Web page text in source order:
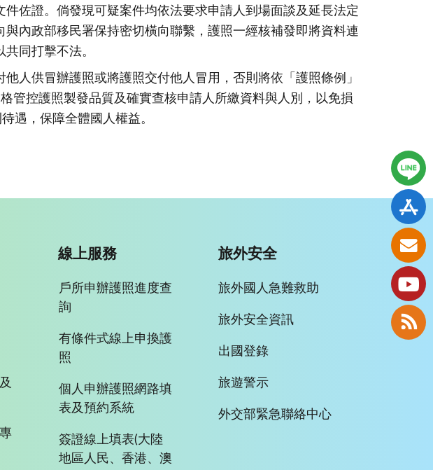
佐證。倘發現可疑案件均依法要求申請人到場面談及延長法定
內政部移民署保持密切橫向聯繫，護照一經核補發即將資料連
同打擊不法。
人供冒辦護照或將護照交付他人冒用，否則將依「護照條例」
管控護照製發品質及確實查核申請人所繳資料與人別，以免損
遇，保障全體國人權益。
線上服務
戶所申辦護照進度查
詢
有條件式線上申換護
照
個人申辦護照網路填
表及預約系統
簽證線上填表(大陸
地區人民、香港、澳
旅外安全
旅外國人急難救助
旅外安全資訊
出國登錄
旅遊警示
外交部緊急聯絡中心